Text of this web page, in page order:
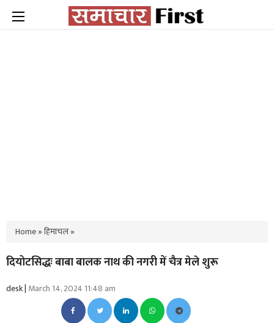
Home»हिमाचल»
दियोटसिद्धः बाबा बालक नाथ की नगरी में चैत्र मेले शुरू
desk | March 14, 2024 11:48 am